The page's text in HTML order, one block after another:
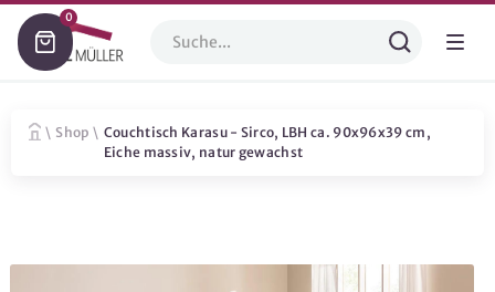
0
\ Shop \ Couchtisch Karasu - Sirco, LBH ca. 90x96x39 cm,
Eiche massiv, natur gewachst